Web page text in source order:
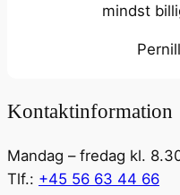
mindst
Kontaktinformation
Mandag – fredag kl.
Tlf.: +45 56 63 44 66